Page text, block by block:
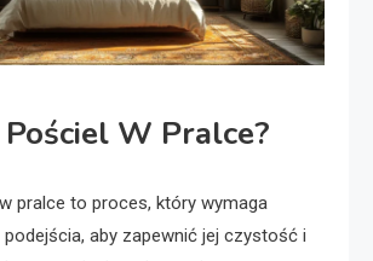
Pościel W Pralce?
pralce to proces, który wymaga
aby zapewnić jej czystość i